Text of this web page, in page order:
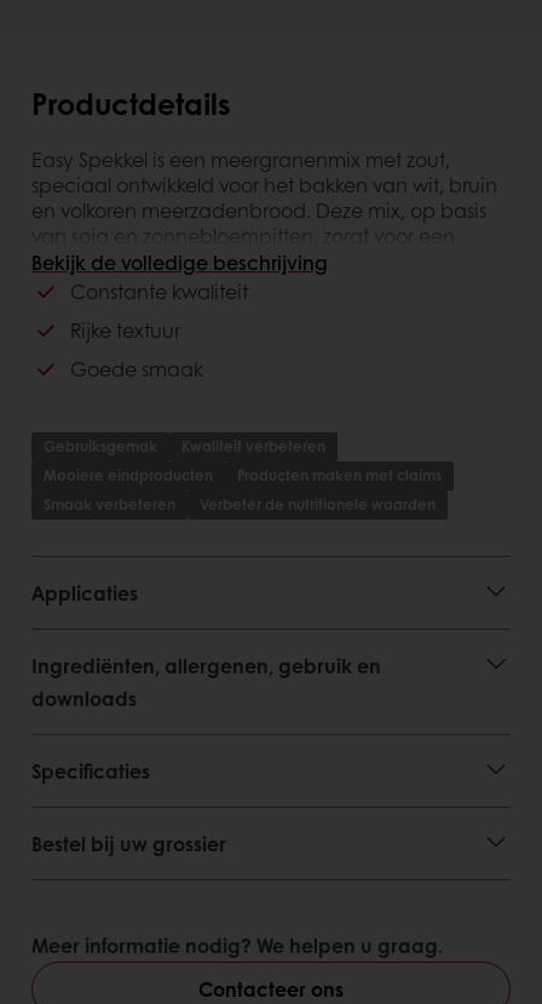
Productdetails
Easy Spekkel is een meergranenmix met zout,
speciaal ontwikkeld voor het bakken van wit, bruin
en volkoren meerzadenbrood. Deze mix, op basis
van soja en zonnebloempitten, zorgt voor een
bijzonder goede smaak en een rijke textuur. Met
een dosering van 25% biedt Easy Spekkel constante
creëren van smaakvol en voedzaam brood.
Bekijk de volledige beschrijving
Constante kwaliteit
Rijke textuur
Goede smaak
Gebruiksgemak
Kwaliteit verbeteren
Mooiere eindproducten
Producten maken met claims
Smaak verbeteren
Verbeter de nutritionele waarden
Applicaties
Ingrediënten, allergenen, gebruik en
downloads
Specificaties
Bestel bij uw grossier
Meer informatie nodig? We helpen u graag.
Contacteer ons